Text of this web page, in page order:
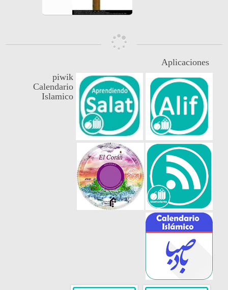
Aplicaciones
piwik
Calendario
Islamico